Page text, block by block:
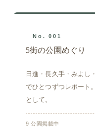
No. 001
5街の公園めぐり
日進・長久手・みよし
でひとつずつレポート
として。
9 公園掲載中